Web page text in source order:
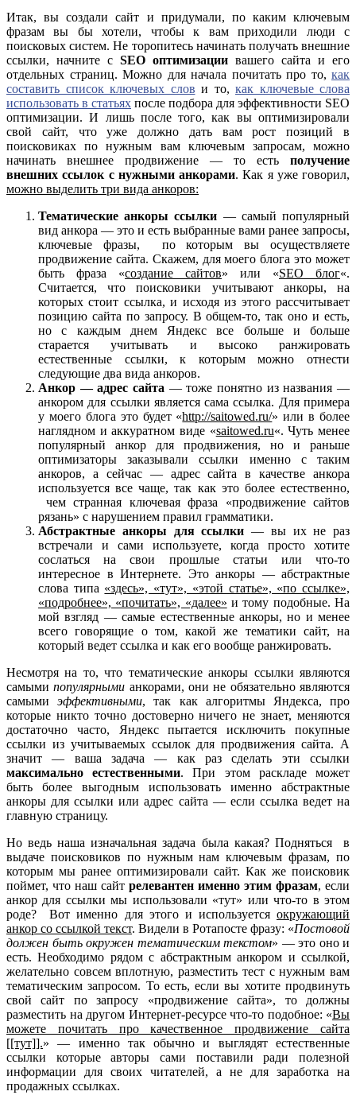
Итак, вы создали сайт и придумали, по каким ключевым
фразам вы бы хотели, чтобы к вам приходили люди с
поисковых систем. Не торопитесь начинать получать внешние
ссылки, начните с SEO оптимизации вашего сайта и его
отдельных страниц. Можно для начала почитать про то, как
составить список ключевых слов и то, как ключевые слова
использовать в статьях после подбора для эффективности SEO
оптимизации. И лишь после того, как вы оптимизировали
свой сайт, что уже должно дать вам рост позиций в
поисковиках по нужным вам ключевым запросам, можно
начинать внешнее продвижение — то есть получение
внешних ссылок с нужными анкорами. Как я уже говорил,
можно выделить три вида анкоров:
Тематические анкоры ссылки — самый популярный
вид анкора — это и есть выбранные вами ранее запросы,
ключевые фразы, по которым вы осуществляете
продвижение сайта. Скажем, для моего блога это может
быть фраза «создание сайтов» или «SEO блог«.
Считается, что поисковики учитывают анкоры, на
которых стоит ссылка, и исходя из этого рассчитывает
позицию сайта по запросу. В общем-то, так оно и есть,
но с каждым днем Яндекс все больше и больше
старается учитывать и высоко ранжировать
естественные ссылки, к которым можно отнести
следующие два вида анкоров.
Анкор — адрес сайта — тоже понятно из названия —
анкором для ссылки является сама ссылка. Для примера
у моего блога это будет «http://saitowed.ru/» или в более
наглядном и аккуратном виде «saitowed.ru«. Чуть менее
популярный анкор для продвижения, но и раньше
оптимизаторы заказывали ссылки именно с таким
анкоров, а сейчас — адрес сайта в качестве анкора
используется все чаще, так как это более естественно,
чем странная ключевая фраза «продвижение сайтов
рязань» с нарушением правил грамматики.
Абстрактные анкоры для ссылки — вы их не раз
встречали и сами используете, когда просто хотите
сослаться на свои прошлые статьи или что-то
интересное в Интернете. Это анкоры — абстрактные
слова типа «здесь», «тут», «этой статье», «по ссылке»,
«подробнее», «почитать», «далее» и тому подобные. На
мой взгляд — самые естественные анкоры, но и менее
всего говорящие о том, какой же тематики сайт, на
который ведет ссылка и как его вообще ранжировать.
Несмотря на то, что тематические анкоры ссылки являются
самымипопулярными анкорами, они не обязательно являются
самымиэффективными, так как алгоритмы Яндекса, про
которые никто точно достоверно ничего не знает, меняются
достаточно часто, Яндекс пытается исключить покупные
ссылки из учитываемых ссылок для продвижения сайта. А
значит — ваша задача — как раз сделать эти ссылки
максимально естественными. При этом раскладе может
быть более выгодным использовать именно абстрактные
анкоры для ссылки или адрес сайта — если ссылка ведет на
главную страницу.
Но ведь наша изначальная задача была какая? Подняться в
выдаче поисковиков по нужным нам ключевым фразам, по
которым мы ранее оптимизировали сайт. Как же поисковик
поймет, что наш сайт релевантен именно этим фразам, если
анкор для ссылки мы использовали «тут» или что-то в этом
роде? Вот именно для этого и используется окружающий
анкор со ссылкой текст. Видели в Ротапосте фразу: «Постовой
должен быть окружен тематическим текстом» — это оно и
есть. Необходимо рядом с абстрактным анкором и ссылкой,
желательно совсем вплотную, разместить тест с нужным вам
тематическим запросом. То есть, если вы хотите продвинуть
свой сайт по запросу «продвижение сайта», то должны
разместить на другом Интернет-ресурсе что-то подобное: «Вы
можете почитать про качественное продвижение сайта
[[тут]].» — именно так обычно и выглядят естественные
ссылки которые авторы сами поставили ради полезной
информации для своих читателей, а не для заработка на
продажных ссылках.